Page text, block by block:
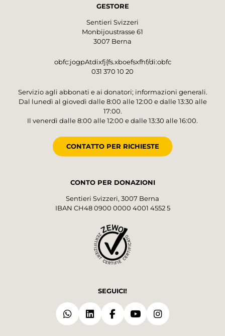
GESTORE
Sentieri Svizzeri
Monbijoustrasse 61
3007 Berna
obfc:jogpAtdixfj{fs.xboefsxfhf/di:obfc
031 370 10 20
Servizio agli abbonati e ai donatori; informazioni generali.
Dal lunedì al giovedì dalle 8:00 alle 12:00 e dalle 13:30 alle
17:00.
Il venerdì dalle 8:00 alle 12:00 e dalle 13:30 alle 16:00.
CONTATTO PER RICHIESTE
CONTO PER DONAZIONI
Sentieri Svizzeri, 3007 Berna
IBAN CH48 0900 0000 4001 4552 5
SEGUICI!